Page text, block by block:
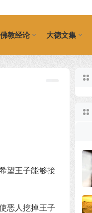
佛教经论 大德文集
望王子能够接
恶人挖掉王子